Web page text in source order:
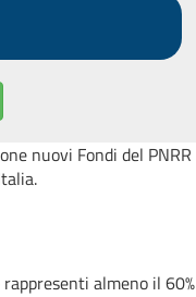
nuovi Fondi del PNRR
almeno il 60%